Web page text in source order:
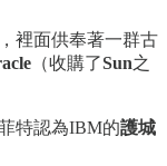
裡面供奉著一群古
（收購了Sun之
特認為IBM的護城